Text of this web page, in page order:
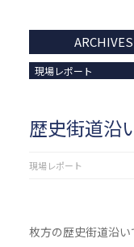
ARCHIVES
現場レポート
歴史街道沿
現場レポート
枚方の歴史街道沿